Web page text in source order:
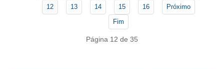
SEESP EDUCAÇÃO
12
13 14 15 16
Próximo
Fim
Página 12 de 35